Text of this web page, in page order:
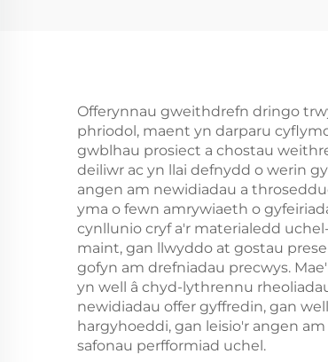
Offerynnau gweithdrefn dringo
phriodol, maent yn darparu
gwblhau prosiect a chostau
deiliwr ac yn llai defnydd o werin
angen am newidiadau a
yma o fewn amrywiaeth o
cynllunio cryf a'r materialedd
maint, gan llwyddo at gostau
gofyn am drefniadau precwys.
yn well â chyd-lythrennu
newidiadau offer gyffredin, gan
hargyhoeddi, gan leisio'r angen
safonau perfformiad uchel.